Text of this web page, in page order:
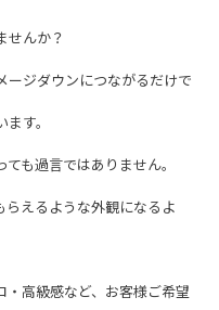
せんか？
ージダウンにつながるだけで
す。
も過言ではありません。
らえるような外観になるよ
高級感など、お客様ご希望